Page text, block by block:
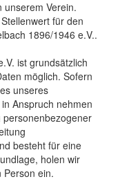
Verein.
für den
1896/1946 e.V..
ist grundsätzlich
möglich. Sofern
unseres
Anspruch nehmen
besteht für eine
holen wir
Person ein.